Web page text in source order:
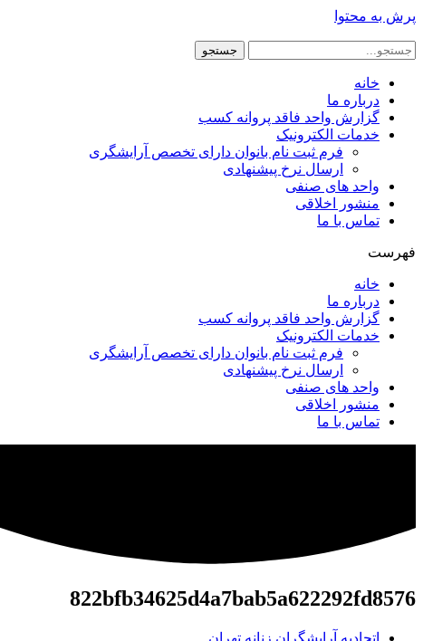
پرش به محتوا
جستجو
خانه
درباره ما
گزارش واحد فاقد پروانه کسب
خدمات الکترونیک
فرم ثبت نام بانوان دارای تخصص آرایشگری
ارسال نرخ پیشنهادی
واحد های صنفی
منشور اخلاقی
تماس با ما
فهرست
خانه
درباره ما
گزارش واحد فاقد پروانه کسب
خدمات الکترونیک
فرم ثبت نام بانوان دارای تخصص آرایشگری
ارسال نرخ پیشنهادی
واحد های صنفی
منشور اخلاقی
تماس با ما
822bfb34625d4a7bab5a622292fd8576
اتحادیه آرایشگران زنانه تهران